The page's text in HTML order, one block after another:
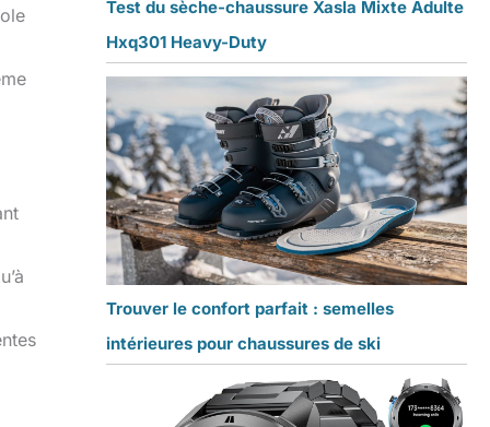
Test du sèche-chaussure Xasla Mixte Adulte
Hxq301 Heavy-Duty
Trouver le confort parfait : semelles
intérieures pour chaussures de ski